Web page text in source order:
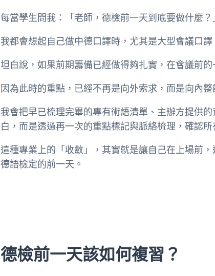
每當學生問我：「老師，德檢前一天到底要做什麼？
我都會想起自己做中德口譯時，尤其是大型會議口
坦白說，如果前期籌備已經做得夠扎實，在會議前
因為此時的重點，已經不再是向外索求，而是向內整
我會把早已梳理完畢的專有術語清單、主辦方提供
白，而是透過再一次的重點標記與脈絡梳理，確認
這種專業上的「收斂」，其實就是讓自己在上場前
德語檢定的前一天。
德檢前一天該如何複習？